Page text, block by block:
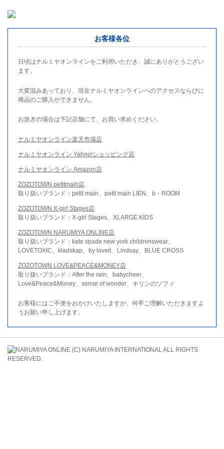
お客様各位
日頃はナルミヤオンラインをご利用いただき、誠にありがとうござい
ます。
大変混みあっており、現在ナルミヤオンラインへのアクセスならびに
商品のご購入ができません。
お急ぎの場合は下記店舗にて、お買い求めください。
ナルミヤオンライン楽天市場店
ナルミヤオンライン Yahoo!ショッピング店
ナルミヤオンライン Amazon店
ZOZOTOWN petitmain店
取り扱いブランド：petit main、petit main LIEN、b・ROOM
ZOZOTOWN X-girl Stages店
取り扱いブランド：X-girl Stages、XLARGE KIDS
ZOZOTOWN NARUMIYA ONLINE店
取り扱いブランド：kate spade new york childrenswear、
LOVETOXIC、kladskap、by loveit、Lindsay、BLUE CROSS
ZOZOTOWN LOVE&PEACE&MONEY店
取り扱いブランド：After the rain、babycheer、
Love&Peace&Money、sense of wonder、キリンのソフィ
お客様にはご不便をおかけいたしますが、何卒ご理解いただきますよ
うお願い申し上げます。